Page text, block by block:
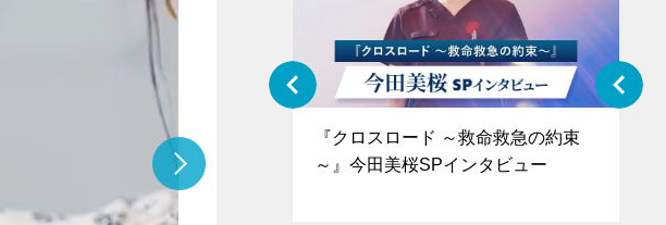
『アイ＝ラブ！げーみんぐ』＝LOV
E齋藤樹愛羅＆佐々木舞香SPインタ
『クロスロード ～救命救急の約束
～』今田美桜SPインタビュー